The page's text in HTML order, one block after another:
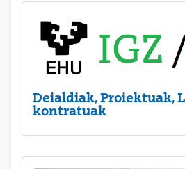
Deialdiak, Proiektuak,
kontratuak